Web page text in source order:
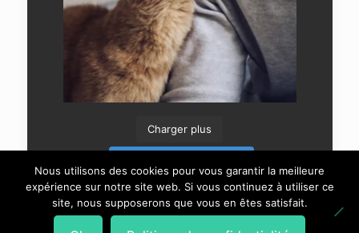
Charger plus
Nous utilisons des cookies pour vous garantir la meilleure
expérience sur notre site web. Si vous continuez à utiliser ce
site, nous supposerons que vous en êtes satisfait.